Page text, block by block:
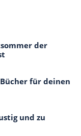
der
für deinen
und zu